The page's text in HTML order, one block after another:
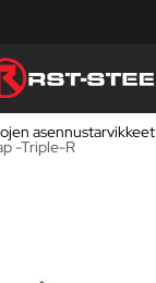
asennustarvikkeet
-Triple-R